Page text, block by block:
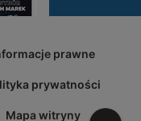
prawne
prywatności
Mapa witryny